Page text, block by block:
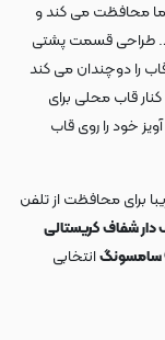
محافظت می کند و
طراحی قسمت پشتی
را دوچندان می کند
قاب محلی برای
خود را روی قاب
برای محافظت از تلفن
شفاف کریستالی
انتخابی